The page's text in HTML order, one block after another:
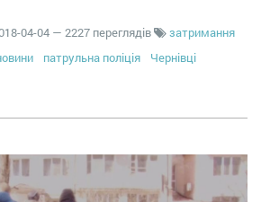
04-04 — 2227 переглядів
затримання
патрульна поліція Чернівці